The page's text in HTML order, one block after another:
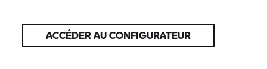
ACCÉDER AU CONFIGURATEUR